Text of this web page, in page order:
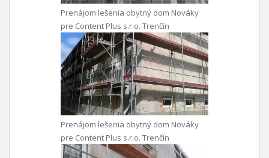
Prenájom lešenia obytný dom Nováky
pre Content Plus s.r.o. Trenčín
Prenájom lešenia obytný dom Nováky
pre Content Plus s.r.o. Trenčín